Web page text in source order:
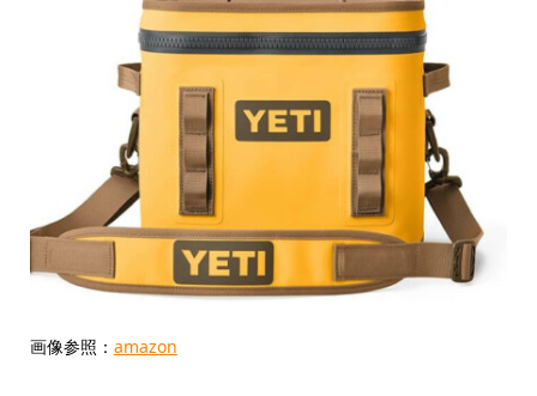
画像参照： amazon